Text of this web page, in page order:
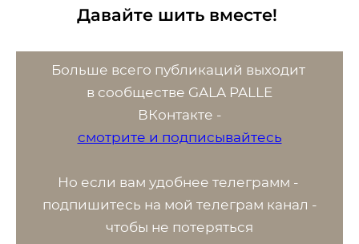
Давайте шить вместе!
Больше всего публикаций выходит
в сообществе GALA PALLE
ВКонтакте -
смотрите и подписывайтесь
Но если вам удобнее телеграмм -
подпишитесь на мой телеграм канал -
чтобы не потеряться